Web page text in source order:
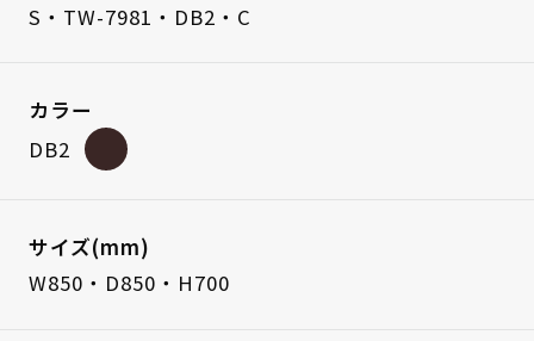
S・TW-7981・DB2・C
カラー
DB2
サイズ(mm)
W850・D850・H700